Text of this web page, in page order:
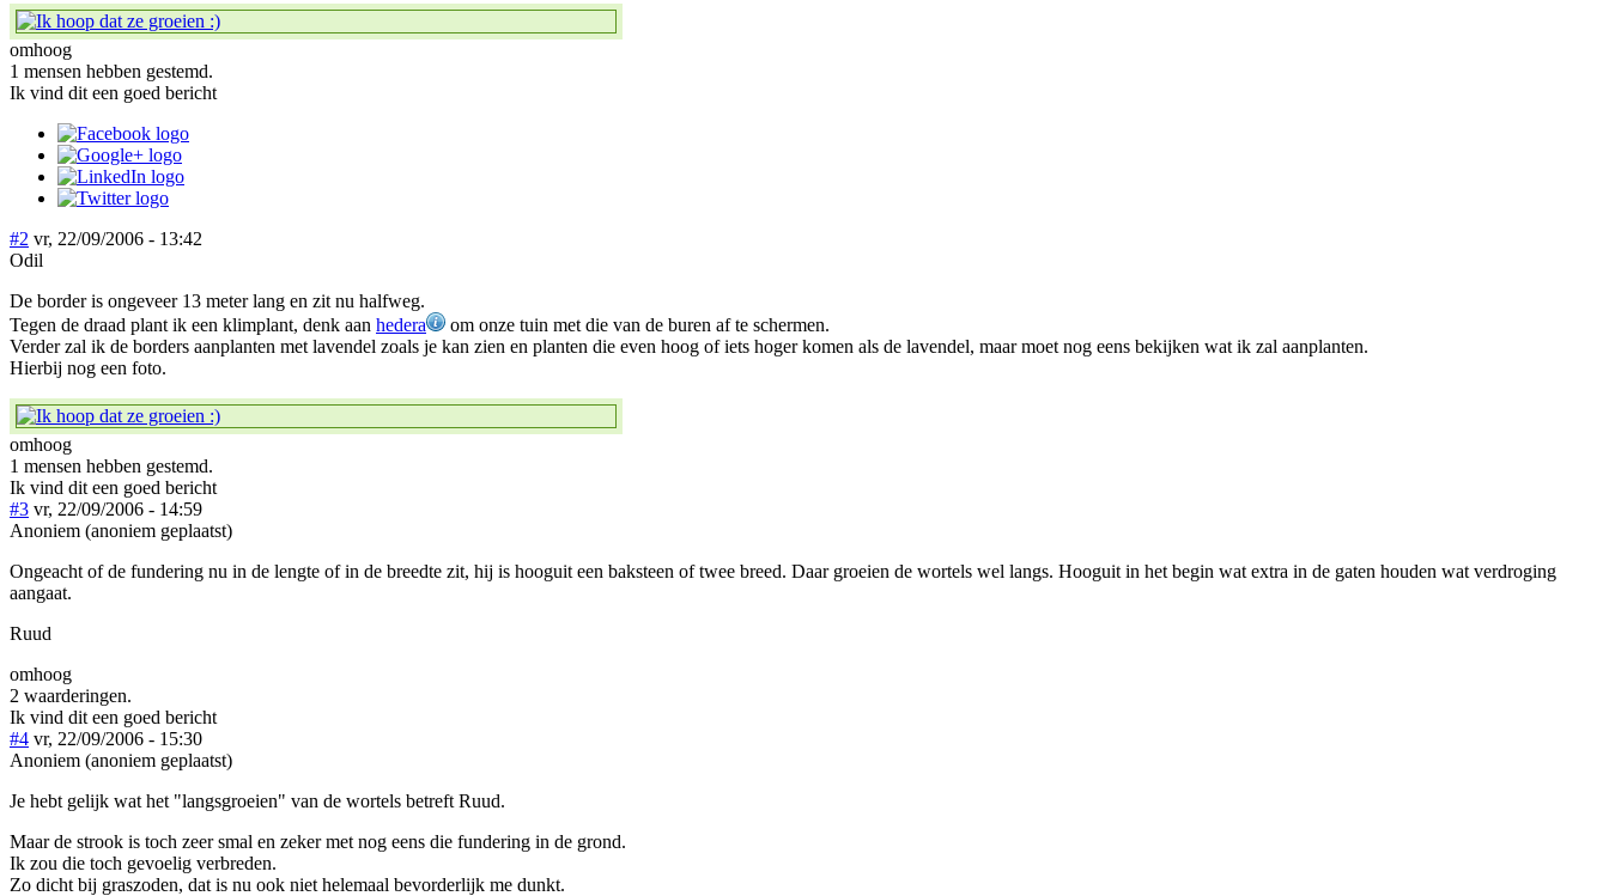
omhoog
1 mensen hebben gestemd.
Ik vind dit een goed bericht
#2 vr, 22/09/2006 - 13:42
Odil
De border is ongeveer 13 meter lang en zit nu halfweg.
Tegen de draad plant ik een klimplant, denk aan hedera
om onze tuin met die van de buren af te schermen.
Verder zal ik de borders aanplanten met lavendel zoals je kan zien en planten die even hoog of iets hoger komen als de lavendel, maar moet nog eens bekijken wat ik zal aanplanten.
Hierbij nog een foto.
omhoog
1 mensen hebben gestemd.
Ik vind dit een goed bericht
#3 vr, 22/09/2006 - 14:59
Anoniem (anoniem geplaatst)
Ongeacht of de fundering nu in de lengte of in de breedte zit, hij is hooguit een baksteen of twee breed. Daar groeien de wortels wel langs. Hooguit in het begin wat extra in de gaten houden wat verdroging
aangaat.
Ruud
omhoog
2 waarderingen.
Ik vind dit een goed bericht
#4 vr, 22/09/2006 - 15:30
Anoniem (anoniem geplaatst)
Je hebt gelijk wat het "langsgroeien" van de wortels betreft Ruud.
Maar de strook is toch zeer smal en zeker met nog eens die fundering in de grond.
Ik zou die toch gevoelig verbreden.
Zo dicht bij graszoden, dat is nu ook niet helemaal bevorderlijk me dunkt.